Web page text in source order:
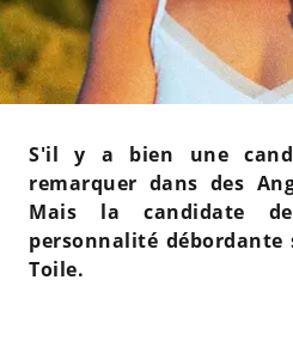
S'il y a bien une
remarquer dans des
Mais la candidate
personnalité
Toile.